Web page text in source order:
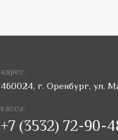
адрес:
460024, г. Оренбург, ул.
касса:
+7 (3532) 72-90-